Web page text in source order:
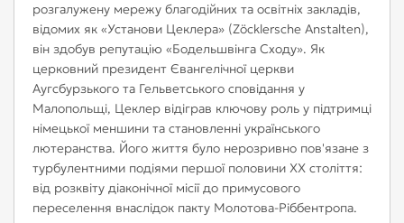
розгалужену мережу благодійних та освітніх закладів,
відомих як «Установи Цеклера» (Zöcklersche Anstalten),
він здобув репутацію «Бодельшвінга Сходу». Як
церковний президент Євангелічної церкви
Аугсбурзького та Гельветського сповідання у
Малопольщі, Цеклер відіграв ключову роль у підтримці
німецької меншини та становленні українського
лютеранства. Його життя було нерозривно пов'язане з
турбулентними подіями першої половини XX століття:
від розквіту діаконічної місії до примусового
переселення внаслідок пакту Молотова-Ріббентропа.